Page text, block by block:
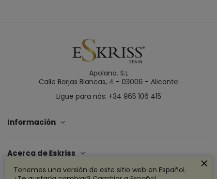
Apolana. S.L
Calle Borjas Blancas, 4 - 03006 - Alicante
Ligue para nós: +34 965 106 415
Información
Acerca de Eskriss
Tenemos una versión de este sitio web en Español.